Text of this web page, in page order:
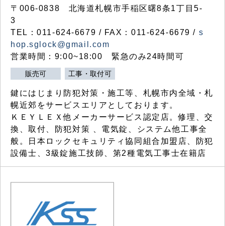
〒006-0838 北海道札幌市手稲区曙8条1丁目5-
3
TEL：011-624-6679 / FAX：011-624-6679 / s
hop.sglock@gmail.com
営業時間：9:00~18:00 緊急のみ24時間可
販売可 工事・取付可
鍵にはじまり防犯対策・施工等、札幌市内全域・札
幌近郊をサービスエリアとしております。
ＫＥＹＬＥＸ他メーカーサービス認定店。修理、交
換、取付、防犯対策 、電気錠、システム他工事全
般。日本ロックセキュリティ協同組合加盟店、防犯
設備士、3級錠施工技師、第2種電気工事士在籍店